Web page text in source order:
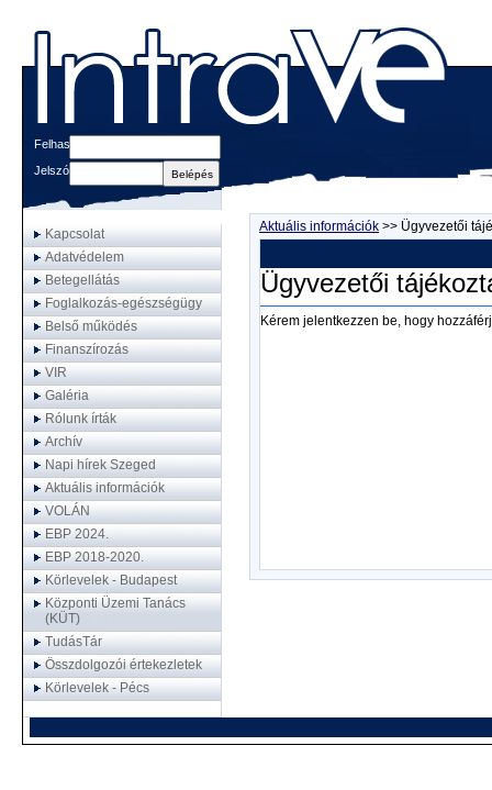
Felhasználónév
Jelszó
Kapcsolat
Adatvédelem
Betegellátás
Foglalkozás-egészségügy
Belső működés
Finanszírozás
VIR
Galéria
Rólunk írták
Archív
Napi hírek Szeged
Aktuális információk
VOLÁN
EBP 2024.
EBP 2018-2020.
Körlevelek - Budapest
Központi Üzemi Tanács
(KÜT)
TudásTár
Összdolgozói értekezletek
Körlevelek - Pécs
Aktuális információk >> Ügyvezetői
Ügyvezetői
Kérem jelentkezzen be, hogy